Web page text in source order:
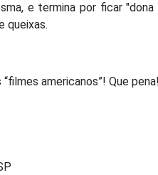
e termina por ficar
queixas.
americanos”! Que pena!